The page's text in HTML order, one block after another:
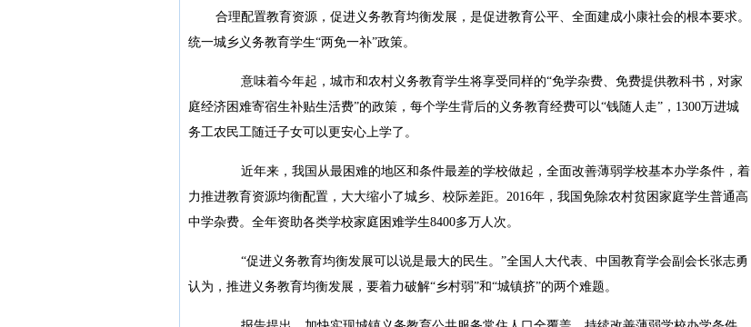
合理配置教育资源，促进义务教育均衡发展，是促进教育公平、全面建成小康社会的根本要求。
统一城乡义务教育学生“两免一补”政策。
意味着今年起，城市和农村义务教育学生将享受同样的“免学杂费、免费提供教科书，对家
庭经济困难寄宿生补贴生活费”的政策，每个学生背后的义务教育经费可以“钱随人走”，1300万进城
务工农民工随迁子女可以更安心上学了。
近年来，我国从最困难的地区和条件最差的学校做起，全面改善薄弱学校基本办学条件，着
力推进教育资源均衡配置，大大缩小了城乡、校际差距。2016年，我国免除农村贫困家庭学生普通高
中学杂费。全年资助各类学校家庭困难学生8400多万人次。
“促进义务教育均衡发展可以说是最大的民生。”全国人大代表、中国教育学会副会长张志勇
认为，推进义务教育均衡发展，要着力破解“乡村弱”和“城镇挤”的两个难题。